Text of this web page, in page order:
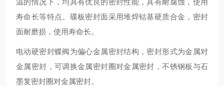
温的情况下，均具有优良的密封性能，具有耐腐蚀，使用
寿命长等特点。碟板密封面采用堆焊钴基硬质合金，密封
面耐磨损，使用寿命长。
电动硬密封蝶阀为偏心金属密封结构，密封形式为金属对
金属密封，可调换金属密封圈对金属密封，不锈钢板与石
墨复密封圈对金属密封。